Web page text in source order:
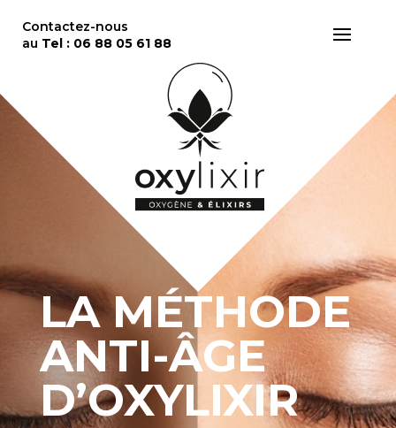
Contactez-nous
au Tel : 06 88 05 61 88
LA MÉTHODE
ANTI-ÂGE
D’OXYLIXIR